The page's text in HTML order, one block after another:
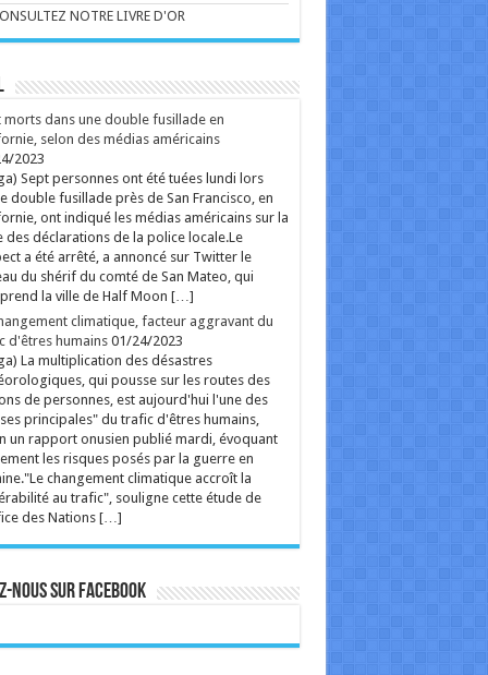
NOTRE LIVRE D'OR
morts dans une double fusillade en
selon des médias américains
2023
Sept personnes ont été tuées lundi lors
double fusillade près de San Francisco, en
ont indiqué les médias américains sur la
des déclarations de la police locale.Le
a été arrêté, a annoncé sur Twitter le
du shérif du comté de San Mateo, qui
la ville de Half Moon […]
climatique, facteur aggravant du
d'êtres humains 01/24/2023
La multiplication des désastres
qui pousse sur les routes des
de personnes, est aujourd'hui l'une des
principales" du trafic d'êtres humains,
un rapport onusien publié mardi, évoquant
les risques posés par la guerre en
changement climatique accroît la
au trafic", souligne cette étude de
des Nations […]
nous sur Facebook